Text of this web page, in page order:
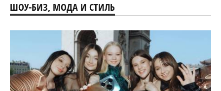
ШОУ-БИЗ, МОДА И СТИЛЬ